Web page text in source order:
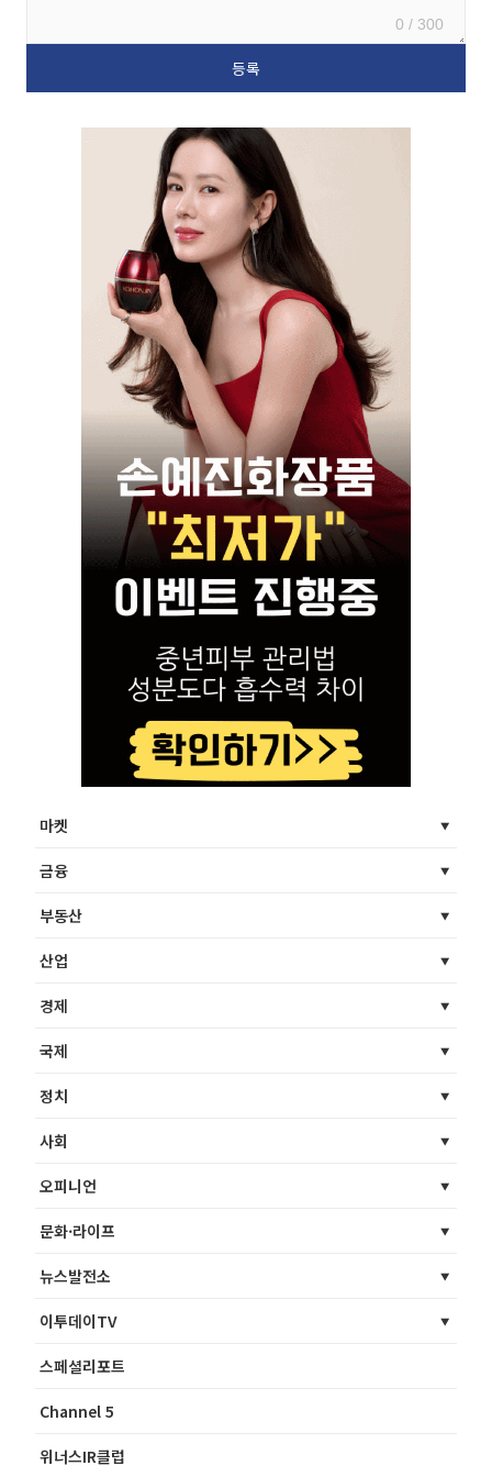
0 / 300
마켓
금융
부동산
산업
경제
국제
정치
사회
오피니언
문화·라이프
뉴스발전소
이투데이TV
스페셜리포트
Channel 5
위너스IR클럽